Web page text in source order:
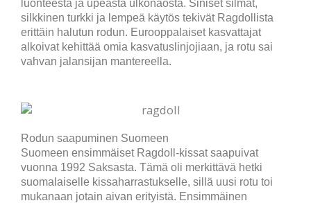
luonteesta ja upeasta ulkonäöstä. Siniset silmät,
silkkinen turkki ja lempeä käytös tekivät Ragdollista
erittäin halutun rodun. Eurooppalaiset kasvattajat
alkoivat kehittää omia kasvatuslinjojiaan, ja rotu sai
vahvan jalansijan mantereella.
Rodun saapuminen Suomeen
Suomeen ensimmäiset Ragdoll-kissat saapuivat
vuonna 1992 Saksasta. Tämä oli merkittävä hetki
suomalaiselle kissaharrastukselle, sillä uusi rotu toi
mukanaan jotain aivan erityistä. Ensimmäinen